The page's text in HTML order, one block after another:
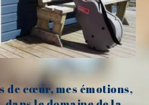
de cœur, mes émotions,